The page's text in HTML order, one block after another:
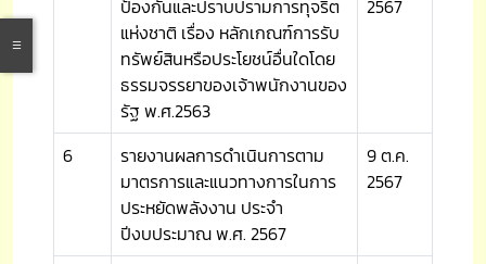
ป้องกันและปราบปรามการทุจริต
แห่งชาติ เรื่อง หลักเกณฑ์การรับ
ทรัพย์สินหรือประโยชน์อื่นใดโดย
ธรรมจรรยาของเจ้าพนักงานของ
รัฐ พ.ศ.2563
2567
6
รายงานผลการดำเนินการตาม
มาตรการและแนวทางการในการ
ประหยัดพลังงาน ประจำ
ปีงบประมาณ พ.ศ. 2567
9 ต.ค.
2567